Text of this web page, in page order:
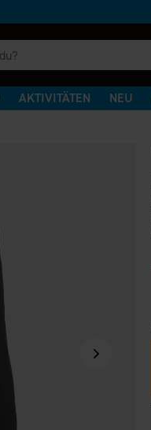
AKTIVITÄTEN NEU